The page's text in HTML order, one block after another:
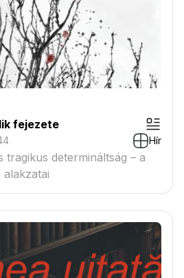
fejezete
Hír
tragikus determináltság – a
alakzatai